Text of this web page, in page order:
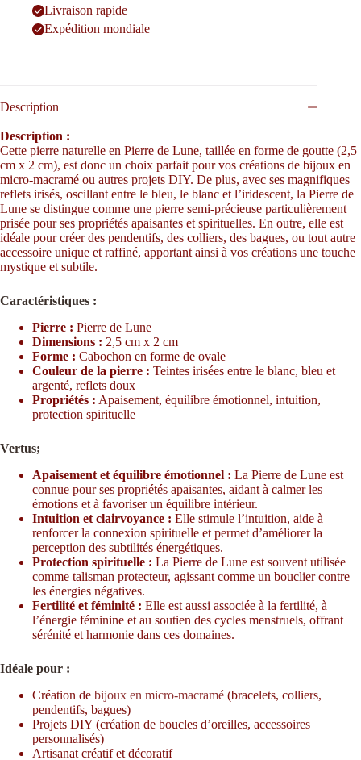
Livraison rapide
Expédition mondiale
Description
Description :
Cette pierre naturelle en Pierre de Lune, taillée en forme de goutte (2,5
cm x 2 cm), est donc un choix parfait pour vos créations de bijoux en
micro-macramé ou autres projets DIY. De plus, avec ses magnifiques
reflets irisés, oscillant entre le bleu, le blanc et l’iridescent, la Pierre de
Lune se distingue comme une pierre semi-précieuse particulièrement
prisée pour ses propriétés apaisantes et spirituelles. En outre, elle est
idéale pour créer des pendentifs, des colliers, des bagues, ou tout autre
accessoire unique et raffiné, apportant ainsi à vos créations une touche
mystique et subtile.
Caractéristiques :
Pierre : Pierre de Lune
Dimensions : 2,5 cm x 2 cm
Forme : Cabochon en forme de ovale
Couleur de la pierre : Teintes irisées entre le blanc, bleu et
argenté, reflets doux
Propriétés : Apaisement, équilibre émotionnel, intuition,
protection spirituelle
Vertus;
Apaisement et équilibre émotionnel : La Pierre de Lune est
connue pour ses propriétés apaisantes, aidant à calmer les
émotions et à favoriser un équilibre intérieur.
Intuition et clairvoyance : Elle stimule l’intuition, aide à
renforcer la connexion spirituelle et permet d’améliorer la
perception des subtilités énergétiques.
Protection spirituelle : La Pierre de Lune est souvent utilisée
comme talisman protecteur, agissant comme un bouclier contre
les énergies négatives.
Fertilité et féminité : Elle est aussi associée à la fertilité, à
l’énergie féminine et au soutien des cycles menstruels, offrant
sérénité et harmonie dans ces domaines.
Idéale pour :
Création de bijoux en micro-macramé (bracelets, colliers,
pendentifs, bagues)
Projets DIY (création de boucles d’oreilles, accessoires
personnalisés)
Artisanat créatif et décoratif